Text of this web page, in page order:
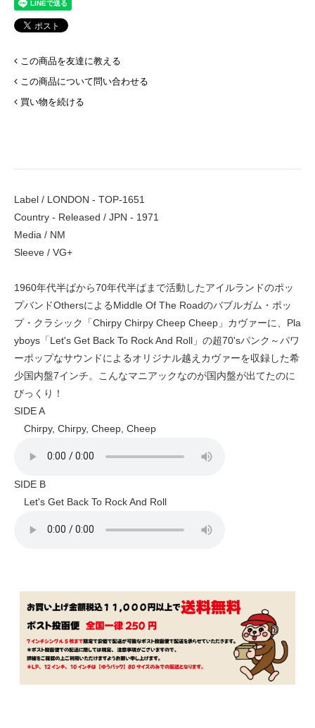
この商品を友達に教える
この商品について問い合わせる
買い物を続ける
Label / LONDON - TOP-1651
Country - Released / JPN - 1971
Media / NM
Sleeve / VG+
1960年代半ばから70年代半ばまで活動したアイルランドのポッ
プバンドOthersによるMiddle Of The Roadのバブルガム・ポッ
プ・クラシック「Chirpy Chirpy Cheep Cheep」カヴァーに、Pla
yboys「Let's Get Back To Rock And Roll」の超70'sパンク～パワ
ーポップなサウンドによるオリジナル越えカヴァーを収録した希
少国内盤7インチ。こんなマニアックなのが国内盤が出てたのに
びっくり！
SIDE A
Chirpy, Chirpy, Cheep, Cheep
SIDE B
Let's Get Back To Rock And Roll